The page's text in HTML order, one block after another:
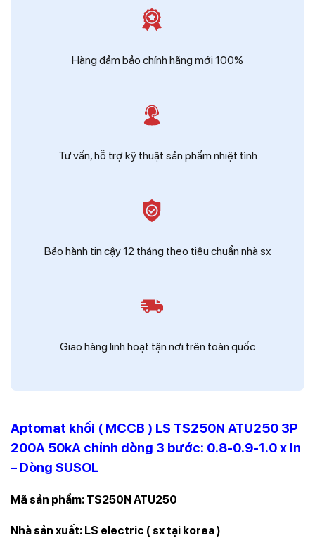
Hàng đảm bảo chính hãng mới 100%
Tư vấn, hỗ trợ kỹ thuật sản phẩm nhiệt tình
Bảo hành tin cậy 12 tháng theo tiêu chuẩn nhà sx
Giao hàng linh hoạt tận nơi trên toàn quốc
Aptomat khối ( MCCB ) LS TS250N ATU250 3P
200A 50kA chỉnh dòng 3 bước: 0.8-0.9-1.0 x In
– Dòng SUSOL
Mã sản phẩm: TS250N ATU250
Nhà sản xuất: LS electric ( sx tại korea )